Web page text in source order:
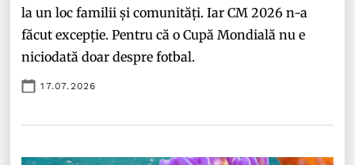
la un loc familii și comunități. Iar CM 2026 n-a
făcut excepție. Pentru că o Cupă Mondială nu e
niciodată doar despre fotbal.
17.07.2026